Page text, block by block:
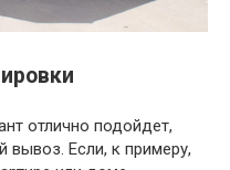
отлично подойдет,
вывоз. Если, к примеру,